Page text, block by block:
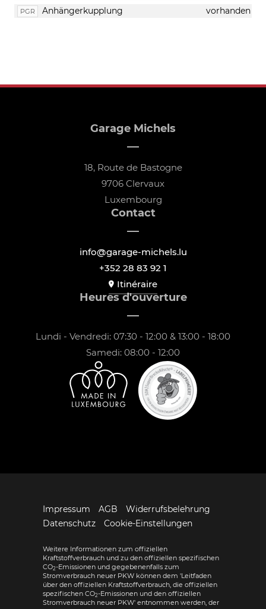
PGR Anhängerkupplung vorhanden
Garage Michels
18, Route de Bastogne
9706 Clervaux
Luxembourg
Contact
info@garage-michels.lu
+352 28 83 92 1
Itinéraire
Heures d'ouverture
Lundi - Vendredi: 07:30 - 12:00 & 13:00 - 18:00
Samedi: 08:00 - 12:00
Impressum AGB
Widerrufsbelehrung
Datenschutz
Cookie-Einstellungen
Weitere Informationen zum offiziellen
Kraftstoffverbrauch und zu den offiziellen spezifischen
CO2-Emissionen und gegebenenfalls zum
Stromverbrauch neuer PKW können dem 'Leitfaden
über den offiziellen Kraftstoffverbrauch, die offiziellen
spezifischen CO2-Emissionen und den offiziellen
Stromverbrauch neuer PKW' entnommen werden, der